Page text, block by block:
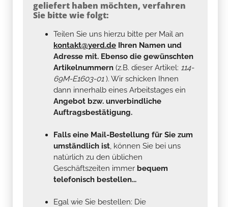
geliefert haben möchten, verfahren
Sie bitte wie folgt:
Teilen Sie uns hierzu bitte per Mail an
kontakt@yerd.de Ihren Namen und
Adresse mit. Ebenso die gewünschten
Artikelnummern (z.B. dieser Artikel: 114-
69M-E1603-01). Wir schicken Ihnen
dann innerhalb eines Arbeitstages ein
Angebot bzw. unverbindliche
Auftragsbestätigung.
Falls eine Mail-Bestellung für Sie zum
umständlich ist, können Sie bei uns
natürlich zu den üblichen
Geschäftszeiten immer bequem
telefonisch bestellen...
Egal wie Sie bestellen: Die